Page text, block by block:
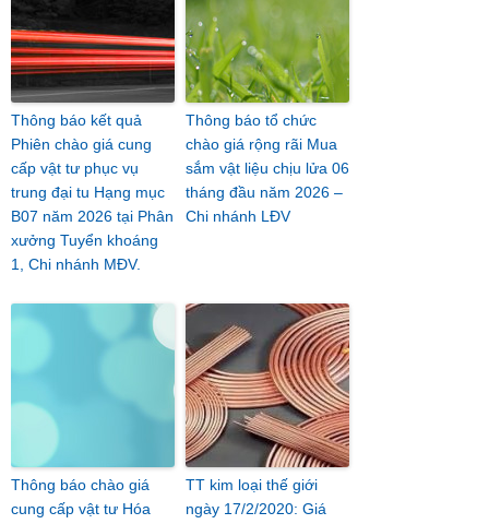
Thông báo kết quả
Phiên chào giá cung
cấp vật tư phục vụ
trung đại tu Hạng mục
B07 năm 2026 tại Phân
xưởng Tuyển khoáng
1, Chi nhánh MĐV.
Thông báo tổ chức
chào giá rộng rãi Mua
sắm vật liệu chịu lửa 06
tháng đầu năm 2026 –
Chi nhánh LĐV
Thông báo chào giá
cung cấp vật tư Hóa
TT kim loại thế giới
ngày 17/2/2020: Giá